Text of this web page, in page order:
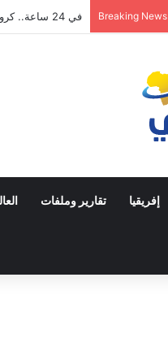
Breaking News في 24 ساعة.. كروزيرو البرازيلي يستعير 3 لاعبين من الدوري السعودي في صفقة غير مسبوقة
إفريقيا تقارير وملفات